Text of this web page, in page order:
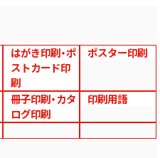
はがき印刷・ポ
ストカード印
刷
ポスター印刷
冊子印刷・カタ
ログ印刷
印刷用語